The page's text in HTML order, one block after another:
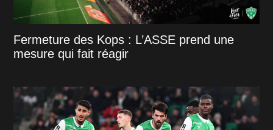
Fermeture des Kops : L’ASSE prend une
mesure qui fait réagir